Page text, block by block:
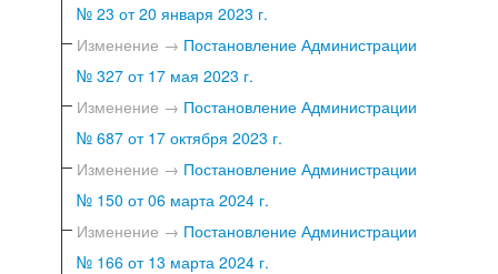
№ 23 от 20 января 2023 г.
Изменение → Постановление Администрации
№ 327 от 17 мая 2023 г.
Изменение → Постановление Администрации
№ 687 от 17 октября 2023 г.
Изменение → Постановление Администрации
№ 150 от 06 марта 2024 г.
Изменение → Постановление Администрации
№ 166 от 13 марта 2024 г.